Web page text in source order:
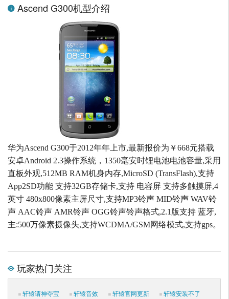
Ascend G300机型介绍
华为Ascend G300于2012年年上市,最新报价为￥668元搭载
安卓Android 2.3操作系统，1350毫安时锂电池电池容量,采用
直板外观,512MB RAM机身内存,MicroSD (TransFlash),支持
App2SD功能 支持32GB存储卡,支持 电容屏 支持多触摸屏,4
英寸 480x800像素主屏尺寸,支持MP3铃声 MID铃声 WAV铃
声 AAC铃声 AMR铃声 OGG铃声铃声格式,2.1版支持 蓝牙,
主:500万像素摄像头,支持WCDMA/GSM网络模式,支持gps。
玩家热门关注
轩辕请神夺宝 轩辕音效 轩辕官网更新
轩辕安装不了